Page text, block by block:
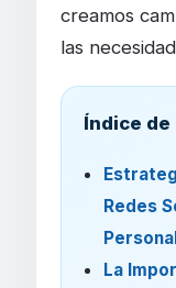
creamos
las
Índice
Redes
La